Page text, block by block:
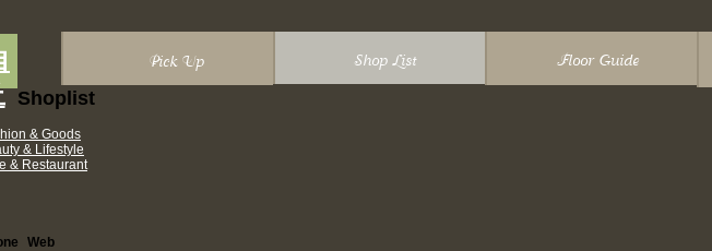
Pick Up Shop List Floor Guide
Shoplist
& Goods
& Lifestyle
& Restaurant
Web